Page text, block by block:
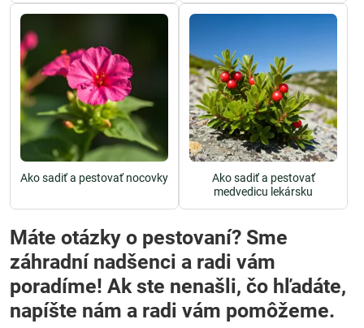
Ako sadiť a pestovať nocovky
Ako sadiť a pestovať
medvedicu lekársku
Máte otázky o pestovaní? Sme
záhradní nadšenci a radi vám
poradíme! Ak ste nenašli, čo hľadáte,
napíšte nám a radi vám pomôžeme.